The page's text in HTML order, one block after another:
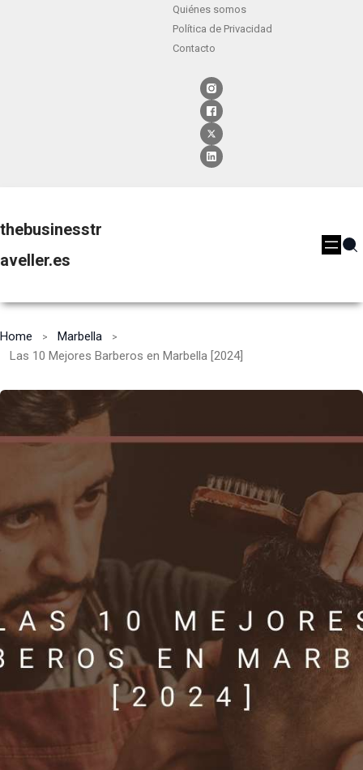
Quiénes somos
Política de Privacidad
Contacto
thebusinesstr
aveller.es
Home
Marbella
Las 10 Mejores Barberos en Marbella [2024]